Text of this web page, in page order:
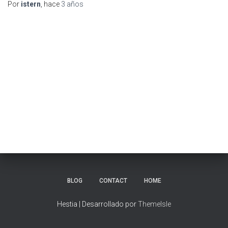
Por istern , hace 3 años
BLOG CONTACT HOME
Hestia | Desarrollado porThemeIsle